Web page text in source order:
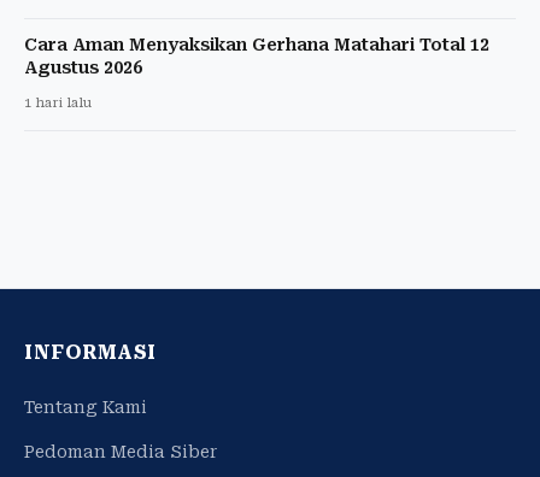
Cara Aman Menyaksikan Gerhana Matahari Total 12
Agustus 2026
1 hari lalu
INFORMASI
Tentang Kami
Pedoman Media Siber